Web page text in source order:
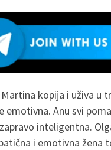
kopija i uživa u
emotivna. Anu svi
inteligentna.
i emotivna žena